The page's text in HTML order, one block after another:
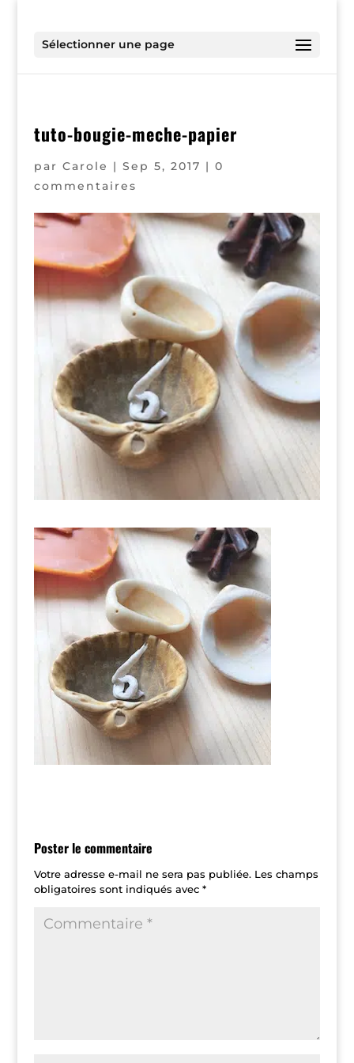
Sélectionner une page
tuto-bougie-meche-papier
par Carole | Sep 5, 2017 | 0
commentaires
Poster le commentaire
Votre adresse e-mail ne sera pas publiée. Les champs
obligatoires sont indiqués avec *